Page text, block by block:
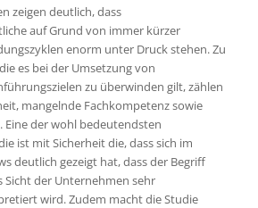
zeigen deutlich, dass
auf Grund von immer kürzer
enorm unter Druck stehen. Zu
es bei der Umsetzung von
zu überwinden gilt, zählen
mangelnde Fachkompetenz sowie
Eine der wohl bedeutendsten
ist mit Sicherheit die, dass sich im
deutlich gezeigt hat, dass der Begriff
Sicht der Unternehmen sehr
wird. Zudem macht die Studie